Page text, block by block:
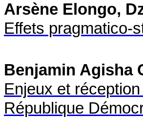
Arsène Elongo,
Effets pragmatico-
Benjamin Agisha
Enjeux et
République